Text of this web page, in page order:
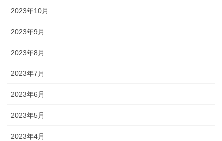
2023年10月
2023年9月
2023年8月
2023年7月
2023年6月
2023年5月
2023年4月